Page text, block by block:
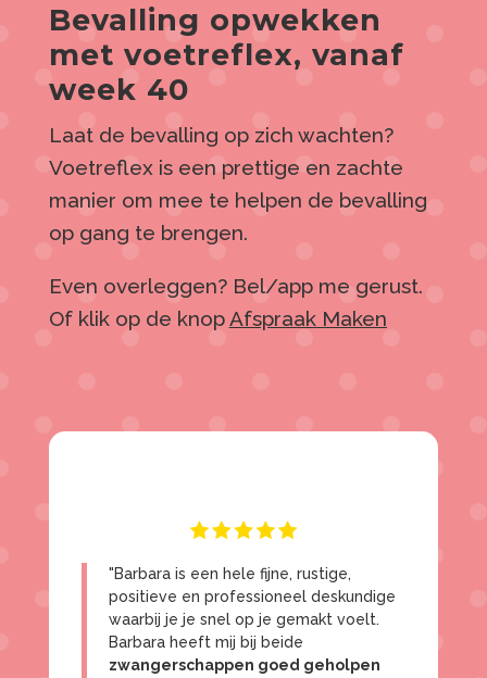
Bevalling opwekken
met voetreflex, vanaf
week 40
Laat de bevalling op zich wachten?
Voetreflex is een prettige en zachte
manier om mee te helpen de bevalling
op gang te brengen.
Even overleggen? Bel/app me gerust.
Of klik op de knopAfspraak Maken
"Barbara is een hele fijne, rustige,
positieve en professioneel deskundige
waarbij je je snel op je gemakt voelt.
Barbara heeft mij bij beide
zwangerschappen goed geholpen